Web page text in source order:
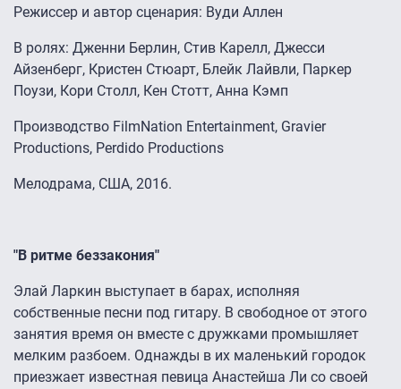
Режиссер и автор сценария: Вуди Аллен
В ролях: Дженни Берлин, Стив Карелл, Джесси
Айзенберг, Кристен Стюарт, Блейк Лайвли, Паркер
Поузи, Кори Столл, Кен Стотт, Анна Кэмп
Производство FilmNation Entertainment, Gravier
Productions, Perdido Productions
Мелодрама, США, 2016.
"В ритме беззакония"
Элай Ларкин выступает в барах, исполняя
собственные песни под гитару. В свободное от этого
занятия время он вместе с дружками промышляет
мелким разбоем. Однажды в их маленький городок
приезжает известная певица Анастейша Ли со своей